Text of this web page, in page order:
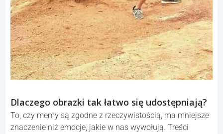
Dlaczego obrazki tak łatwo się udostępniają?
To, czy memy są zgodne z rzeczywistością, ma mniejsze
znaczenie niż emocje, jakie w nas wywołują. Treści